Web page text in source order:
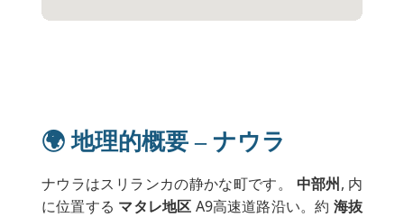
🌍 地理的概要 – ナウラ
ナウラはスリランカの静かな町です。 中部州, 内
に位置する マタレ地区 A9高速道路沿い。約 海抜